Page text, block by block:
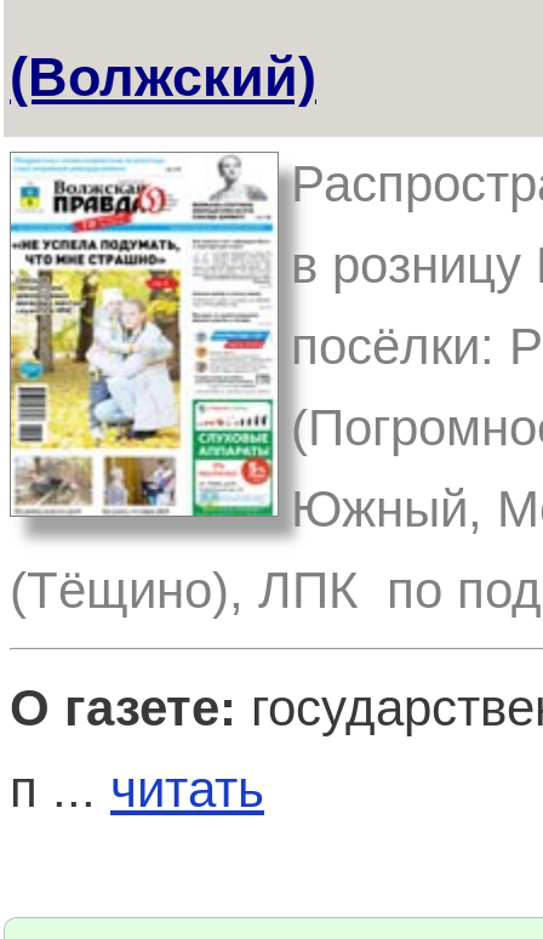
(Волжский)
в розницу
посёлки:
Южный,
(Тёщино), ЛПК по
О газете:
п ... читать